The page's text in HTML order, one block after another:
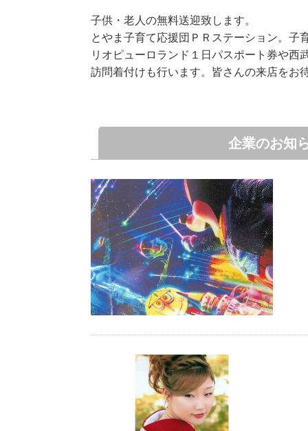
子供・老人の無料送迎致します。
とやま子育て応援団ＰＲステーション。子
リオピューロランド１日パスポート券や
訪問着付けも行います。皆さんの来店をお
企業のお知